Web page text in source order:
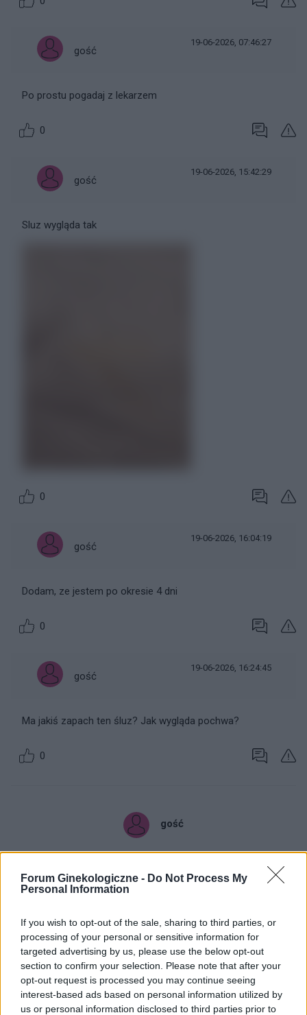
Forum Ginekologiczne - Do Not Process My
Personal Information
If you wish to opt-out of the sale, sharing to third parties, or
processing of your personal or sensitive information for
targeted advertising by us, please use the below opt-out
section to confirm your selection. Please note that after your
opt-out request is processed you may continue seeing
interest-based ads based on personal information utilized by
us or personal information disclosed to third parties prior to
gość
19-06-2026, 07:46:27
Po prostu pogadaj z lekarzem
0
gość
19-06-2026, 15:42:29
Sluz wygląda tak
0
gość
19-06-2026, 16:04:19
Dodam, ze jestem po okresie 4 dni
0
gość
19-06-2026, 16:24:45
Ma jakiś zapach ten śluz? Jak wygląda pochwa?
0
gość